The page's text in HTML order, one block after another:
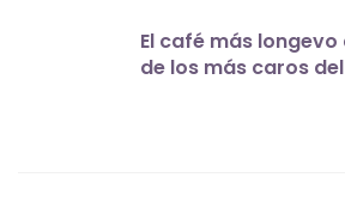
El café más
de los más caros